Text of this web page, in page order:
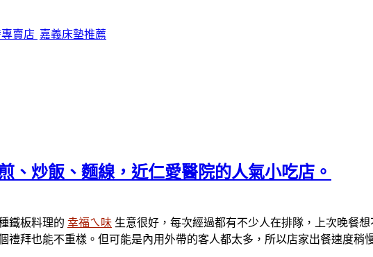
賣店 嘉義床墊推薦
、炒飯、麵線，近仁愛醫院的人氣小吃店。
鐵板料理的 幸福ㄟ味 生意很好，每次經過都有不少人在排隊，上次晚餐
禮拜也能不重樣。但可能是內用外帶的客人都太多，所以店家出餐速度稍